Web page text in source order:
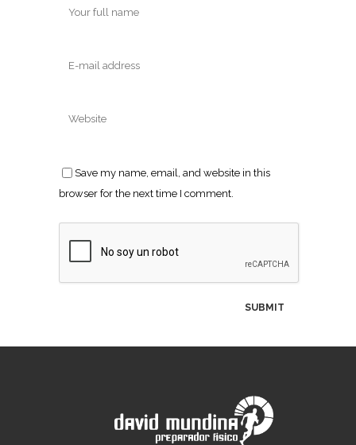
Save my name, email, and website in this
browser for the next time I comment.